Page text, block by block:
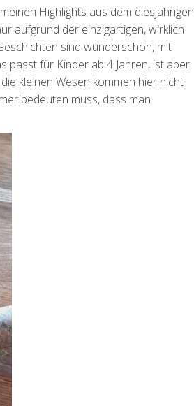
Highlights aus dem diesjährigen
aufgrund der einzigartigen, wirklich
sind wunderschön, mit
passt für Kinder ab 4 Jahren, ist aber
kleinen Wesen kommen hier nicht
bedeuten muss, dass man